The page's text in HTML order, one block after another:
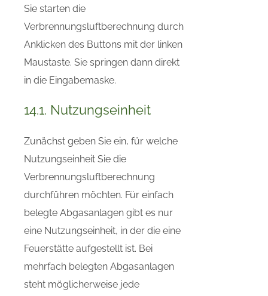
Sie starten die
Verbrennungsluftberechnung durch
Anklicken des Buttons mit der linken
Maustaste. Sie springen dann direkt
in die Eingabemaske.
14.1. Nutzungseinheit
Zunächst geben Sie ein, für welche
Nutzungseinheit Sie die
Verbrennungsluftberechnung
durchführen möchten. Für einfach
belegte Abgasanlagen gibt es nur
eine Nutzungseinheit, in der die eine
Feuerstätte aufgestellt ist. Bei
mehrfach belegten Abgasanlagen
steht möglicherweise jede